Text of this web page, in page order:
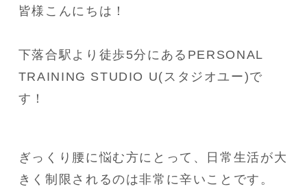
皆様こんにちは！
下落合駅より徒歩5分にあるPERSONAL
TRAINING STUDIO U(スタジオユー)で
す！
ぎっくり腰に悩む方にとって、日常生活が大
きく制限されるのは非常に辛いことです。